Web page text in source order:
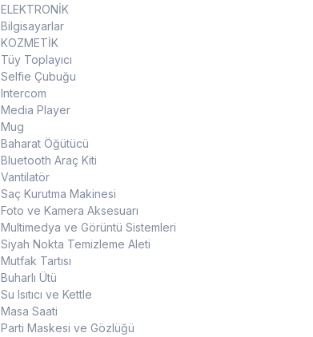
ELEKTRONİK
Bilgisayarlar
KOZMETİK
Tüy Toplayıcı
Selfie Çubuğu
Intercom
Media Player
Mug
Baharat Öğütücü
Bluetooth Araç Kiti
Vantilatör
Saç Kurutma Makinesi
Foto ve Kamera Aksesuarı
Multimedya ve Görüntü Sistemleri
Siyah Nokta Temizleme Aleti
Mutfak Tartısı
Buharlı Ütü
Su Isıtıcı ve Kettle
Masa Saati
Parti Maskesi ve Gözlüğü